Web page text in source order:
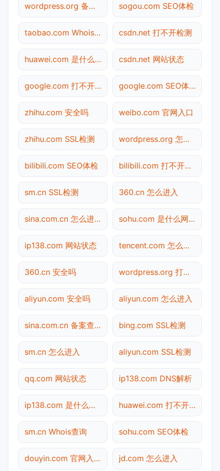
wordpress.org 备案查询 sogou.com SEO体检
taobao.com Whois查询 csdn.net 打不开检测
huawei.com 是什么网站 csdn.net 网站状态
google.com 打不开检测 google.com SEO体检
zhihu.com 安全吗 weibo.com 官网入口
zhihu.com SSL检测 wordpress.org 怎么进入
bilibili.com SEO体检 bilibili.com 打不开检测
sm.cn SSL检测 360.cn 怎么进入
sina.com.cn 怎么进入 sohu.com 是什么网站
ip138.com 网站状态 tencent.com 怎么进入
360.cn 安全吗 wordpress.org 打不开检测
aliyun.com 安全吗 aliyun.com 怎么进入
sina.com.cn 备案查询 bing.com SSL检测
sm.cn 怎么进入 aliyun.com SSL检测
qq.com 网站状态 ip138.com DNS解析
ip138.com 是什么网站 huawei.com 打不开检测
sm.cn Whois查询 sohu.com SEO体检
douyin.com 官网入口 jd.com 怎么进入